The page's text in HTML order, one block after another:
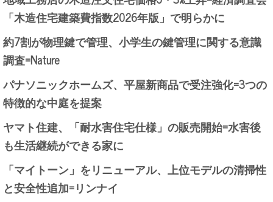
「木造住宅建築費指数2026年版」で明らかに
約7割が物理鍵で管理、小学生の鍵管理に関する意識
調査=Nature
パナソニックホームズ、平屋新商品で受注強化=3つの
特徴的な中庭を提案
ヤマト住建、「耐水害住宅仕様」の販売開始=水害後
も生活継続ができる家に
「マイトーン」をリニューアル、上位モデルの清掃性
と安全性追加=リンナイ